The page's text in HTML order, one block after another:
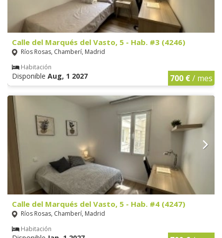
Calle del Marqués del Vasto, 5 - Hab. #3 (4246)
Ríos Rosas, Chamberí, Madrid
Habitación
Disponible Aug, 1 2027 700 €/ mes
Calle del Marqués del Vasto, 5 - Hab. #4 (4247)
Ríos Rosas, Chamberí, Madrid
Habitación